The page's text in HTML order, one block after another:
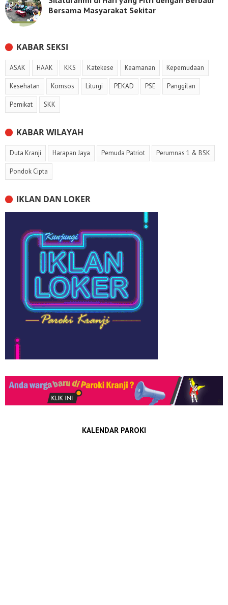
Bersama Masyarakat Sekitar
KABAR SEKSI
ASAK HAAK KKS Katekese Keamanan Kepemudaan
Kesehatan Komsos Liturgi PEKAD PSE Panggilan
Pemikat SKK
KABAR WILAYAH
Duta Kranji Harapan Jaya Pemuda Patriot Perumnas 1 & BSK
Pondok Cipta
IKLAN DAN LOKER
KALENDAR PAROKI